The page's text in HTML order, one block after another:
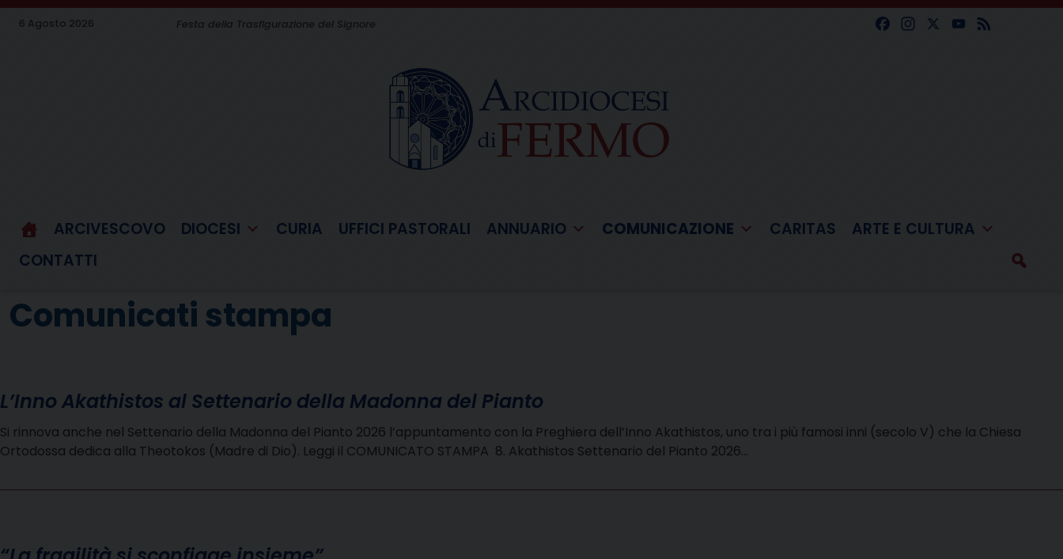
Skip
6 Agosto 2026 Festa della Trasfigurazione del Signore Facebook
Instagram
X YouTube
Feed
ARCIVESCOVO DIOCESI CURIA UFFICI PASTORALI ANNUARIO COMUNICAZIONE CARITAS
ARTE E CULTURA
CONTATTI
Comunicati stampa
L’Inno Akathistos al Settenario della Madonna del Pianto
Si rinnova anche nel Settenario della Madonna del Pianto 2026 l’appuntamento con la Preghiera dell’Inno Akathistos, uno tra i più famosi inni (secolo V) che la Chiesa
Ortodossa dedica alla Theotokos (Madre di Dio). Leggi il COMUNICATO STAMPA 8. Akathistos Settenario del Pianto 2026…